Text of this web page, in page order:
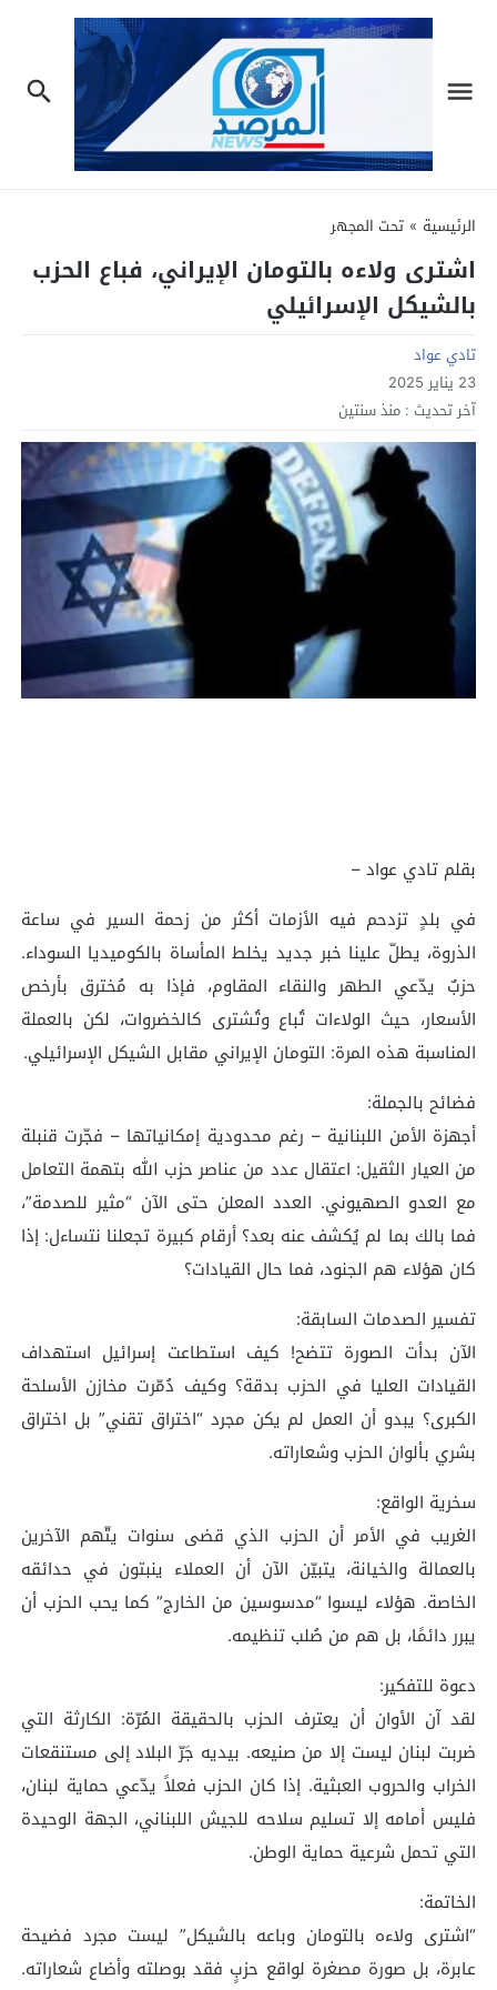
الرئيسية » تحت المجهر
اشترى ولاءه بالتومان الإيراني، فباع الحزب
بالشيكل الإسرائيلي
تادي عواد
23 يناير 2025
آخر تحديث : منذ سنتين
بقلم تادي عواد –
في بلدٍ تزدحم فيه الأزمات أكثر من زحمة السير في ساعة
الذروة، يطلّ علينا خبر جديد يخلط المأساة بالكوميديا السوداء.
حزبٌ يدّعي الطهر والنقاء المقاوم، فإذا به مُخترق بأرخص
الأسعار، حيث الولاءات تُباع وتُشترى كالخضروات، لكن بالعملة
المناسبة هذه المرة: التومان الإيراني مقابل الشيكل الإسرائيلي.
فضائح بالجملة:
أجهزة الأمن اللبنانية – رغم محدودية إمكانياتها – فجّرت قنبلة
من العيار الثقيل: اعتقال عدد من عناصر حزب الله بتهمة التعامل
مع العدو الصهيوني. العدد المعلن حتى الآن “مثير للصدمة”،
فما بالك بما لم يُكشف عنه بعد؟ أرقام كبيرة تجعلنا نتساءل: إذا
كان هؤلاء هم الجنود، فما حال القيادات؟
تفسير الصدمات السابقة:
الآن بدأت الصورة تتضح! كيف استطاعت إسرائيل استهداف
القيادات العليا في الحزب بدقة؟ وكيف دُمّرت مخازن الأسلحة
الكبرى؟ يبدو أن العمل لم يكن مجرد “اختراق تقني” بل اختراق
بشري بألوان الحزب وشعاراته.
سخرية الواقع:
الغريب في الأمر أن الحزب الذي قضى سنوات يتّهم الآخرين
بالعمالة والخيانة، يتبيّن الآن أن العملاء ينبتون في حدائقه
الخاصة. هؤلاء ليسوا “مدسوسين من الخارج” كما يحب الحزب أن
يبرر دائمًا، بل هم من صُلب تنظيمه.
دعوة للتفكير:
لقد آن الأوان أن يعترف الحزب بالحقيقة المُرّة: الكارثة التي
ضربت لبنان ليست إلا من صنيعه. بيديه جَرّ البلاد إلى مستنقعات
الخراب والحروب العبثية. إذا كان الحزب فعلاً يدّعي حماية لبنان،
فليس أمامه إلا تسليم سلاحه للجيش اللبناني، الجهة الوحيدة
التي تحمل شرعية حماية الوطن.
الخاتمة:
“اشترى ولاءه بالتومان وباعه بالشيكل” ليست مجرد فضيحة
عابرة، بل صورة مصغرة لواقع حزبٍ فقد بوصلته وأضاع شعاراته.